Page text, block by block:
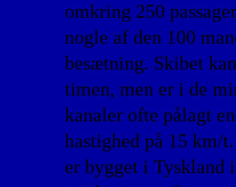
omkring 250
nogle af den 100
besætning. Skibet
timen, men er i de
kanaler ofte pålagt
hastighed på 15 km/
er bygget i Tyskland